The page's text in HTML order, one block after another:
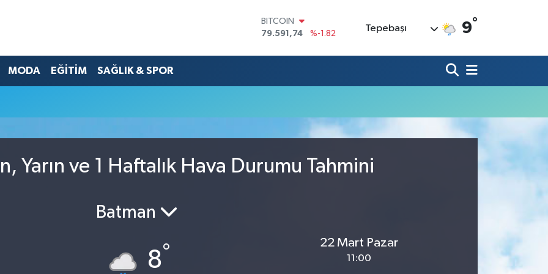
BITCOIN
79.591,74
%-1.82
45,43620
%0.02
6862,09000
%0
Tepebaşı 9°
MODA EĞİTİM SAĞLIK & SPOR
Yarın ve 1 Haftalık Hava Durumu Tahmini
Batman
8°
22 Mart Pazar
11:00